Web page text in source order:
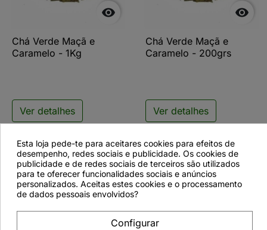

Chá Verde Maçã e
Caramelo - 1Kg
Ver detalhes

Chá Verde Maçã e
Caramelo - 200grs
Ver detalhes
favorite_border
Esta loja pede-te para aceitares cookies para efeitos de
desempenho, redes sociais e publicidade. Os cookies de
publicidade e de redes sociais de terceiros são utilizados
para te oferecer funcionalidades sociais e anúncios
personalizados. Aceitas estes cookies e o processamento
de dados pessoais envolvidos?
Configurar